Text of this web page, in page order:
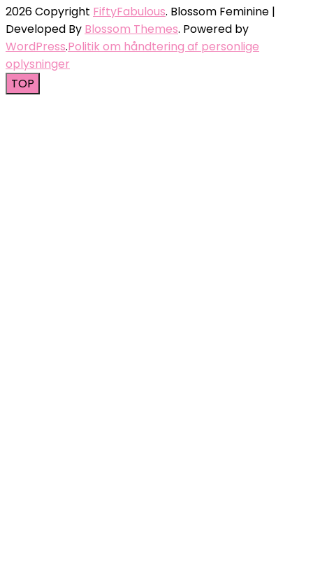
2026 Copyright FiftyFabulous. Blossom Feminine |
Developed By Blossom Themes. Powered by
WordPress.Politik om håndtering af personlige
oplysninger
TOP